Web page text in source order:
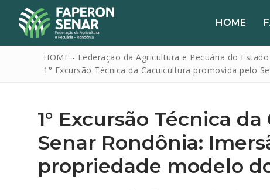
HOME
HOME
HOME - Federação da Agricultura e Pecuária do
1° Excursão Técnica da Cacuicultura promovida pelo
1° Excursão Técnica
Senar Rondônia:
propriedade modelo